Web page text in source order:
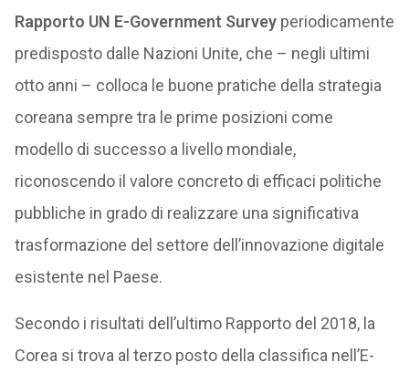
Rapporto UN E-Government Surveyperiodicamente
predisposto dalle Nazioni Unite, che – negli ultimi
otto anni – colloca le buone pratiche della strategia
coreana sempre tra le prime posizioni come
modello di successo a livello mondiale,
riconoscendo il valore concreto di efficaci politiche
pubbliche in grado di realizzare una significativa
trasformazione del settore dell’innovazione digitale
esistente nel Paese.
Secondo i risultati dell’ultimo Rapporto del 2018, la
Corea si trova al terzo posto della classifica nell’E-